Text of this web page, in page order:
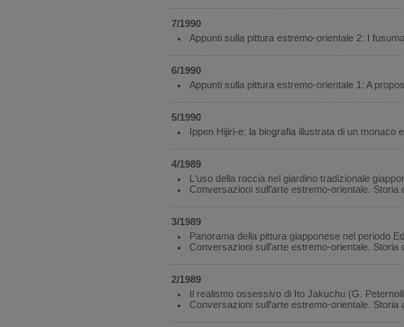
7/1990
Appunti sulla pittura estremo-orientale 2: I
6/1990
Appunti sulla pittura estremo-orientale 1: A
5/1990
Ippen Hijiri-e: la biografia illustrata di un monaco
4/1989
L'uso della roccia nel giardino tradizionale
Conversazioni sull'arte estremo-orientale. Storia
3/1989
Panorama della pittura giapponese nel periodo
Conversazioni sull'arte estremo-orientale. Storia
2/1989
Il realismo ossessivo di Ito Jakuchu (G.
Conversazioni sull'arte estremo-orientale. Storia